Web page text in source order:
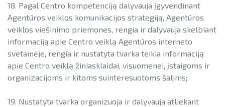
18. Pagal Centro kompetenciją dalyvauja įgyvendinant
Agentūros veiklos komunikacijos strategiją, Agentūros
veiklos viešinimo priemones, rengia ir dalyvauja skelbiant
informaciją apie Centro veiklą Agentūros interneto
svetainėje, rengia ir nustatyta tvarka teikia informaciją
apie Centro veiklą žiniasklaidai, visuomenei, įstaigoms ir
organizacijoms ir kitoms suinteresuotoms šalims;
19. Nustatyta tvarka organizuoja ir dalyvauja atliekant